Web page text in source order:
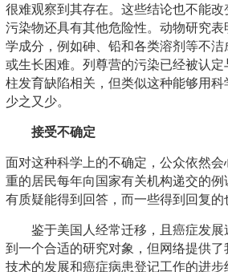
很难观察到其存在。这些结论也不能
污染物还具有其他危险性。动物研究
学成分，例如砷、铅和各类溶剂等不
或生长困难。列尊营的污染已经被认
柱发育缺陷相关，但类似这种能够用科
少之又少。
接受不确定
面对这种科学上的不确定，公众依然
重的居民每年向国家有关机构递交的例
有质疑能得到回答，而一些得到回复的
鉴于美国人经常迁移，且癌症发
到一个合适的研究对象，但网络提供
技术的发展和癌症病患登记工作的进